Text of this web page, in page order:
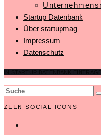
Startup Datenbank
Über startupmag
Impressum
Datenschutz
ZEEN SOCIAL ICONS